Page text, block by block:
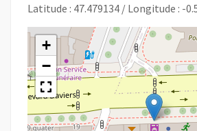
Latitude : 47.479134 / Longitude : -
+
−